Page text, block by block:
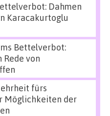
Dahmen
Karacakurtoglu
Bettelverbot:
von
fürs
Möglichkeiten der